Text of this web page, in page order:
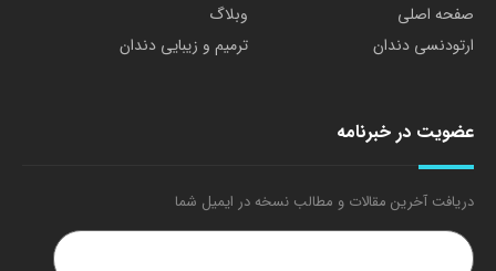
صفحه اصلی
وبلاگ
ارتودنسی دندان
ترمیم و زیبایی دندان
عضویت در خبرنامه
دریافت آخرین مقالات و مطالب نسخه در ایمیل شما